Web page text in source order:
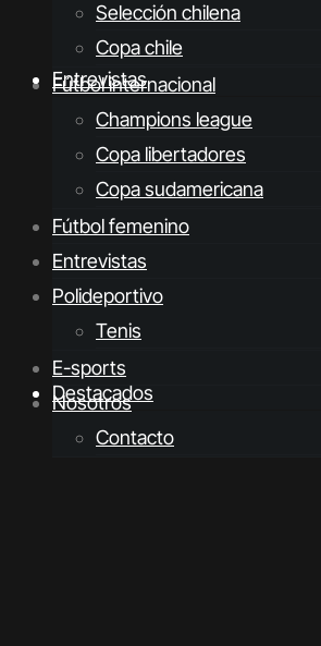
Selección chilena
Copa chile
Fútbol internacional
Champions league
Copa libertadores
Copa sudamericana
Fútbol femenino
Entrevistas
Polideportivo
Tenis
E-sports
Nosotros
Contacto
Destacados
Entrevistas